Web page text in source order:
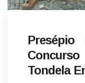
Tondela